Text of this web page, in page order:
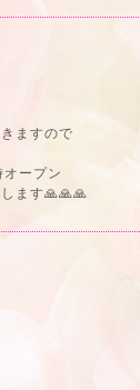
ますので
ープン
ます🙏🙏🙏